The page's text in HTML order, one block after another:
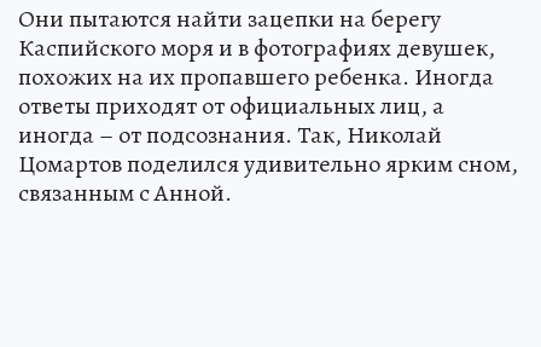
Они пытаются найти зацепки на берегу
Каспийского моря и в фотографиях девушек,
похожих на их пропавшего ребенка. Иногда
ответы приходят от официальных лиц, а
иногда – от подсознания. Так, Николай
Цомартов поделился удивительно ярким сном,
связанным с Анной.